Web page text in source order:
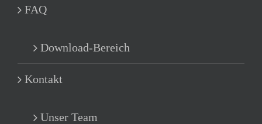
FAQ
Download-Bereich
Kontakt
Unser Team